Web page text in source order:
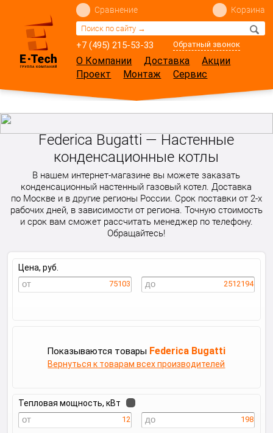
+7 (495) 215-53-33 Обратный звонок
Сравнение Корзина
О Компании Доставка
Акции
Проект
Монтаж Сервис
Federica Bugatti — Настенные
конденсационные котлы
В нашем интернет-магазине вы можете заказать
конденсационный настенный газовый котел. Доставка
по Москве и в другие регионы России. Срок поставки от 2-х
рабочих дней, в зависимости от региона. Точную стоимость
и срок вам сможет рассчитать менеджер по телефону.
Обращайтесь!
Цена, руб.
75103 2512194
Показываются товары Federica Bugatti
Вернуться к товарам всех производителей
Тепловая мощность, кВт
12 198